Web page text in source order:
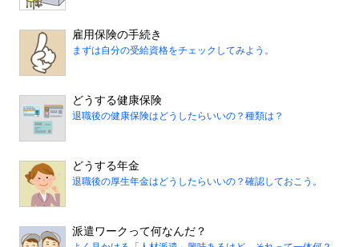
雇用保険の手続き
まずは自分の受給資格をチェックしてみよう。
どうする健康保険
退職後の健康保険はどうしたらいいの？種類は？
どうする年金
退職後の厚生年金はどうしたらいいの？確認しておこう。
派遣ワークって何なんだ？